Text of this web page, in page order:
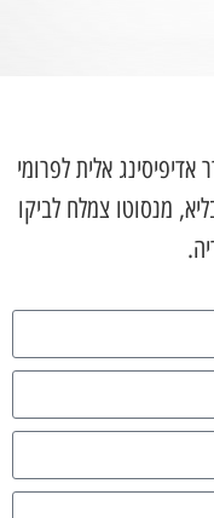
אלית לפרומי
מנסוטו צמלח לביקו